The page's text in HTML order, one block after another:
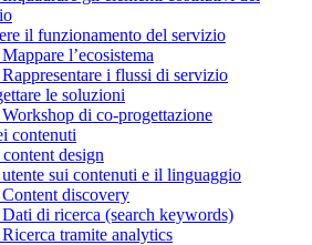
il funzionamento del servizio
l’ecosistema
i flussi di servizio
le soluzioni
di co-progettazione
contenuti
design
sui contenuti e il linguaggio
discovery
di ricerca (search keywords)
tramite analytics